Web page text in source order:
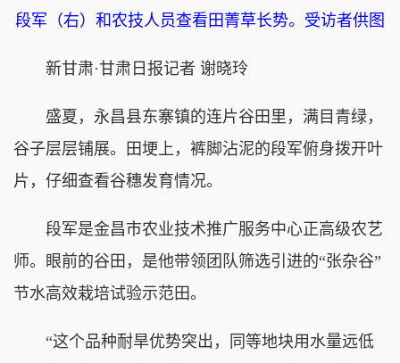
段军（右）和农技人员查看田菁草长势。受访者供图
新甘肃·甘肃日报记者 谢晓玲
盛夏，永昌县东寨镇的连片谷田里，满目青绿，
谷子层层铺展。田埂上，裤脚沾泥的段军俯身拨开叶
片，仔细查看谷穗发育情况。
段军是金昌市农业技术推广服务中心正高级农艺
师。眼前的谷田，是他带领团队筛选引进的“张杂谷”
节水高效栽培试验示范田。
“这个品种耐旱优势突出，同等地块用水量远低